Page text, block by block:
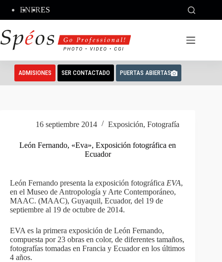
contenido
ENFRES
ADMISIONES SER CONTACTADO PUERTAS ABIERTAS
16 septiembre 2014 Exposición,Fotografía
León Fernando, «Eva», Exposición fotográfica en
Ecuador
León Fernando presenta la exposición fotográfica EVA,
en el Museo de Antropología y Arte Contemporáneo,
MAAC. (MAAC), Guyaquil, Ecuador, del 19 de
septiembre al 19 de octubre de 2014.
EVA es la primera exposición de León Fernando,
compuesta por 23 obras en color, de diferentes tamaños,
fotografías tomadas en Francia y Ecuador en los últimos
4 años.